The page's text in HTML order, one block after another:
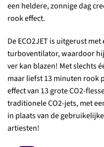
een heldere, zonnige dag
rook effect.
De ECO2JET is uitgerust
turboventilator, waardoor
ver kan blazen! Met slechts
maar liefst 13 minuten rook
effect van 13 grote CO2-
traditionele CO2-jets, met
in plaats van de
artiesten!